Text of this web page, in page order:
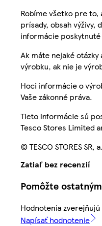
Robíme všetko pre
prísady, obsah výživy,
informácie
Ak máte nejaké
výrobku, ak nie je
Hoci informácie o
Vaše zákonné práva.
Tieto informácie sú
Tesco Stores Limited
© TESCO STORES SR,
Zatiaľ bez recenzií
Pomôžte
Hodnotenia
Napísať hodnotenie